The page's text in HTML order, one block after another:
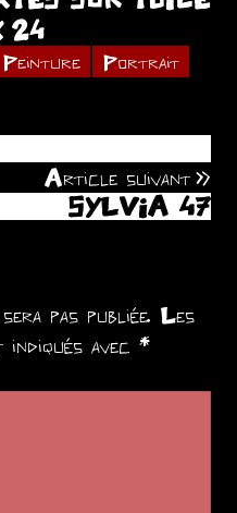
24
Peinture Portrait
Article suivant
SYLVIA 47
pas publiée. Les
avec *